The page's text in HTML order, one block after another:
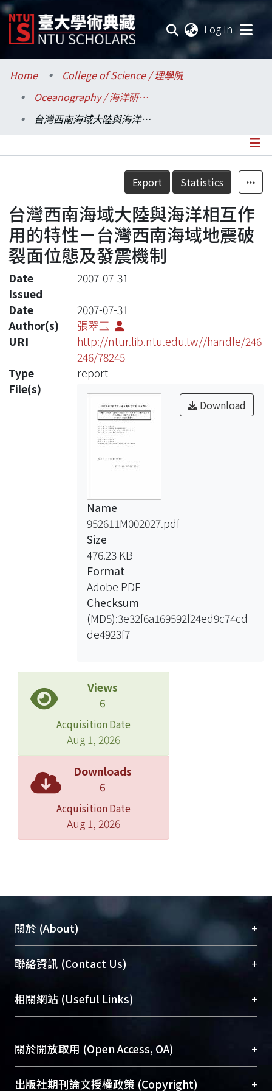
Log In
Communities & Collections
Research Outputs
Statistics
Home
College of Science / 理學院
Oceanography / 海洋研究所
台灣西南海域大陸與海洋相互作用的特性－台灣西南海域地震破裂面位態及發震機制
Details
Export Statistics
台灣西南海域大陸與海洋相互作
用的特性－台灣西南海域地震破
裂面位態及發震機制
Date
Issued
2007-07-31
Date
2007-07-31
Author(s)
張翠玉
URI
http://ntur.lib.ntu.edu.tw//handle/246
246/78245
Type
report
File(s)
Download
Name
952611M002027.pdf
Size
476.23 KB
Format
Adobe PDF
Checksum
(MD5):3e32f6a169592f24ed9c74cd
de4923f7
Views
6
Acquisition Date
Aug 1, 2026
Downloads
6
Acquisition Date
Aug 1, 2026
關於 (About) +
臺大位居世界頂尖大學之列，為永久珍藏及向國際
展現本校豐碩的研究成果及學術能量，圖書館整合
機構典藏（NTUR）與學術庫（AH）不同功能平
台，成為臺大學術典藏NTU scholars。期能整合研
成果。
To permanently archive and promote researcher
profiles and scholarly works, Library integrates the
聯絡資訊 (Contact Us) +
總館學科館員(Main Library)
醫學圖書館學科館員(Medical Library)
Sciences Library)
相關網站 (Useful Links) +
關於開放取用 (Open Access, OA) +
開放取用是從使用者角度提升資訊取用性的社會運
出版社期刊論文授權政策 (Copyright) +